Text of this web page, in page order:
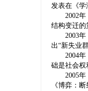
发表在《学
2002年，
结构变迁的
2003年，
出“新失业
2004年，
础是社会权
2005年，
《博弈：